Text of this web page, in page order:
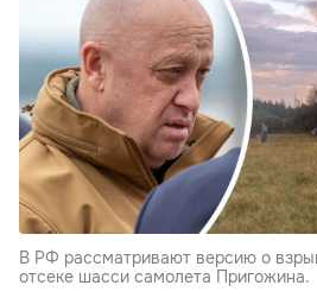
В РФ рассматривают версию о
отсеке шасси самолета Пригожина.